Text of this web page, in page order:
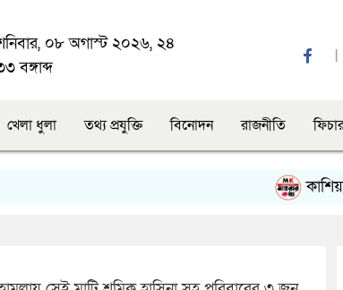
০৮ অগাস্ট ২০২৬, ২৪
বঙ্গাব্দ
খেলা ধুলা তথ্য প্রযুক্তি বিনোদন রাজনীতি
কাশিয়ানীর